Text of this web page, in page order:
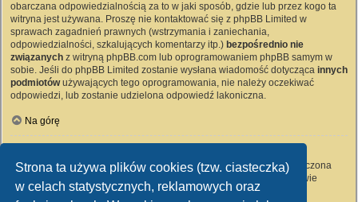
Strona ta używa plików cookies (tzw. ciasteczka)
w celach statystycznych, reklamowych oraz
obarczana odpowiedzialnością za to w jaki sposób, gdzie lub przez kogo ta
witryna jest używana. Proszę nie kontaktować się z phpBB Limited w
sprawach zagadnień prawnych (wstrzymania i zaniechania,
odpowiedzialności, szkalujących komentarzy itp.) bezpośrednio nie
związanych z witryną phpBB.com lub oprogramowaniem phpBB samym w
sobie. Jeśli do phpBB Limited zostanie wysłana wiadomość dotycząca innych
podmiotówużywających tego oprogramowania, nie należy oczekiwać
odpowiedzi, lub zostanie udzielona odpowiedź lakoniczna.
Na górę
Wszyscy użytkownicy witryny mogą używać – jeśli funkcja ta jest włączona
przez administratora witryny – formularza „Kontakt z nami”. Członkowie
witryny mogą także używać odnośnika „Zespół administracyjny”.